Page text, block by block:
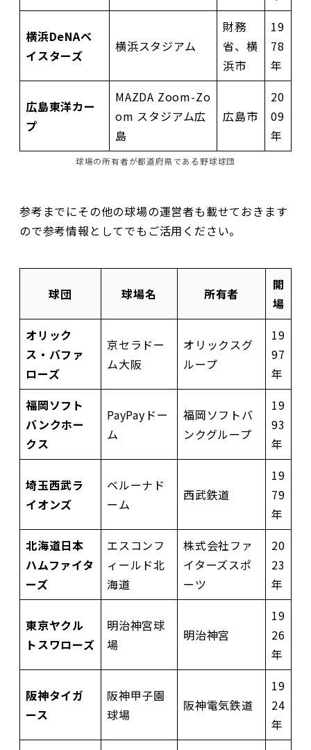
横浜DeNAベ
イスターズ
横浜スタジアム
財務
省、横
浜市
19
78
年
広島東洋カー
プ
MAZDA Zoom-Zo
om スタジアム広
島
広島市
20
09
年
球場の所有者が都道府県である野球球団
参考までにその他の球場の運営者も載せておきます
ので参考情報としてでもご活用ください。
球団 球場名 所有者
開
場
オリック
ス・バファ
ローズ
京セラドー
ム大阪
オリックスグ
ループ
19
97
年
福岡ソフト
バンクホー
クス
PayPayドー
ム
福岡ソフトバ
ンクグループ
19
93
年
埼玉西武ラ
イオンズ
ベルーナド
ーム
西武鉄道
19
79
年
北海道日本
ハムファイタ
ーズ
エスコンフ
ィールド北
海道
株式会社ファ
イターズスポ
ーツ
20
23
年
東京ヤクル
トスワローズ
明治神宮球
場
明治神宮
19
26
年
阪神タイガ
ース
阪神甲子園
球場
阪神電気鉄道
19
24
年